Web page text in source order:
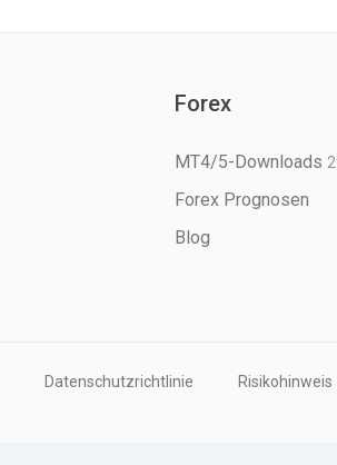
Forex
MT4/5-Downloads
Forex Prognosen
Blog
Datenschutzrichtlinie Risikohinweis